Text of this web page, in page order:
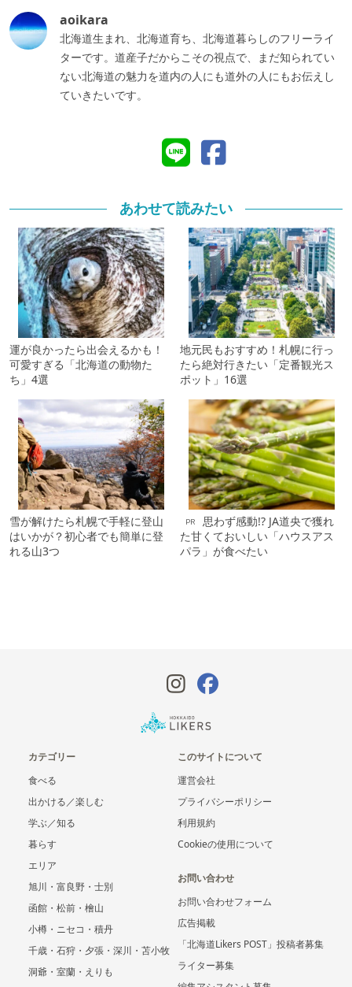
aoikara
北海道生まれ、北海道育ち、北海道暮らしのフリーライ
ターです。道産子だからこその視点で、まだ知られてい
ない北海道の魅力を道内の人にも道外の人にもお伝えし
ていきたいです。
あわせて読みたい
運が良かったら出会えるかも！
可愛すぎる「北海道の動物た
ち」4選
地元民もおすすめ！札幌に行っ
たら絶対行きたい「定番観光ス
ポット」16選
雪が解けたら札幌で手軽に登山
はいかが？初心者でも簡単に登
れる山3つ
PR
思わず感動!? JA道央で獲れ
た甘くておいしい「ハウスアス
パラ」が食べたい
カテゴリー
食べる
出かける／楽しむ
学ぶ／知る
暮らす
エリア
旭川・富良野・士別
函館・松前・檜山
小樽・ニセコ・積丹
千歳・石狩・夕張・深川・苫小牧
洞爺・室蘭・えりも
このサイトについて
運営会社
プライバシーポリシー
利用規約
Cookieの使用について
お問い合わせ
お問い合わせフォーム
広告掲載
「北海道Likers POST」投稿者募集
ライター募集